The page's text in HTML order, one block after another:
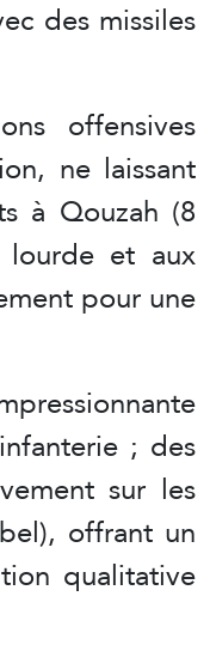
des missiles
offensives
ne laissant
à Qouzah (8
et aux
pour une
; des
sur les
offrant un
qualitative